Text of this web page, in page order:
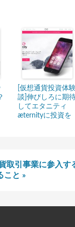
[仮想通貨投資体
談]伸びしろに期
してエタニティ
æternityに投資を
取引事業に参入す
こと »